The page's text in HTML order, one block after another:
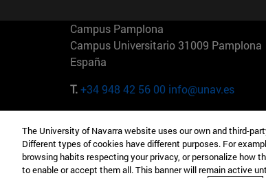
Campus Pamplona
Campus Universitario 31009 Pamplona
España
T.+34 948 42 56 00 info@unav.es
Camino del Cerro Águila 3 28023
Madrid España
The University of Navarra website uses our own and third-
Different types of cookies have different purposes. For
browsing habits respecting your privacy, or personalize how
to enable or accept them all. This banner will remain active